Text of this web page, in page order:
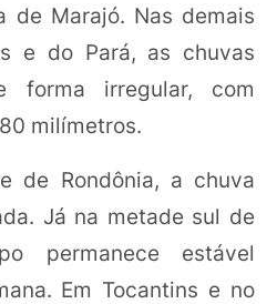
de Marajó. Nas demais
e do Pará, as chuvas
forma irregular, com
milímetros.
de Rondônia, a chuva
Já na metade sul de
permanece estável
Em Tocantins e no